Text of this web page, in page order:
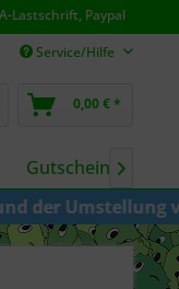
Lastschrift, Paypal
Service/Hilfe
0,00 € *
Gutscheine
Umstellung